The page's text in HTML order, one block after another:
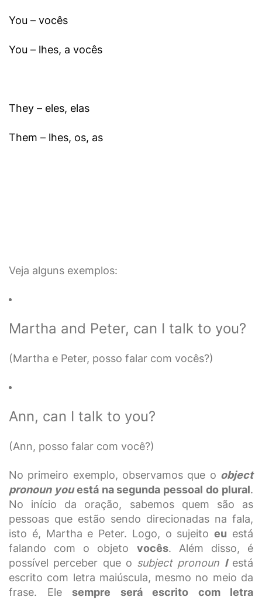
You – vocês
You – lhes, a vocês
They – eles, elas
Them – lhes, os, as
Veja alguns exemplos:
Martha and Peter, can I talk to you?
(Martha e Peter, posso falar com vocês?)
Ann, can I talk to you?
(Ann, posso falar com você?)
No primeiro exemplo, observamos que o object
pronoun youestá na segunda pessoal do plural.
No início da oração, sabemos quem são as
pessoas que estão sendo direcionadas na fala,
isto é, Martha e Peter. Logo, o sujeitoeu está
falando com o objeto vocês. Além disso, é
possível perceber que o subject pronoun I está
escrito com letra maiúscula, mesmo no meio da
frase. Ele sempre será escrito com letra